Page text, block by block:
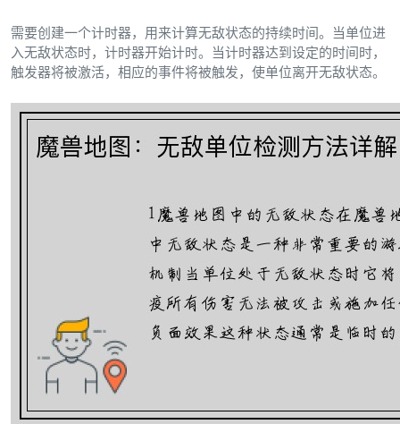
需要创建一个计时器，用来计算无敌状态的持续时间。当单位进
入无敌状态时，计时器开始计时。当计时器达到设定的时间时，
触发器将被激活，相应的事件将被触发，使单位离开无敌状态。